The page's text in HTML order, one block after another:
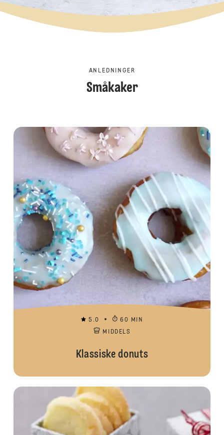
ANLEDNINGER
Småkaker
5.0
60 MIN
MIDDELS
Klassiske donuts